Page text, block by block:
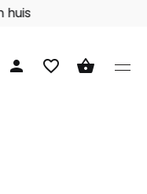
huis
person favorite_border shopping_basket